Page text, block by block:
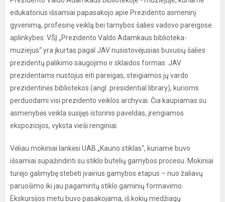
edukatorius išsamiai papasakojo apie Prezidento asmeninį
gyvenimą, profesinę veiklą bei tarnybos šalies vadovo pareigose
aplinkybes. VŠĮ „Prezidento Valdo Adamkaus biblioteka-
muziejus“ yra įkurtas pagal JAV nusistovėjusias buvusių šalies
prezidentų palikimo saugojimo ir sklaidos formas. JAV
prezidentams nustojus eiti pareigas, steigiamos jų vardo
prezidentinės bibliotekos (angl. presidential library), kurioms
perduodami visi prezidento veiklos archyvai. Čia kaupiamas su
asmenybės veikla susijęs istorinis paveldas, įrengiamos
ekspozicijos, vyksta vieši renginiai.
Vėliau mokiniai lankėsi UAB „Kauno stiklas“, kuriame buvo
išsamiai supažindinti su stiklo butelių gamybos procesu. Mokiniai
turėjo galimybę stebėti įvairius gamybos etapus – nuo žaliavų
paruošimo iki jau pagamintų stiklo gaminių formavimo.
Ekskursijos metu buvo pasakojama, iš kokių medžiagų